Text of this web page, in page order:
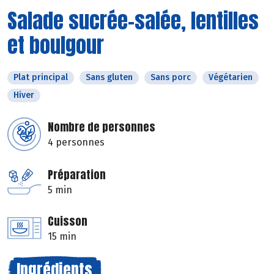
Salade sucrée-salée, lentilles
et boulgour
Plat principal Sans gluten Sans porc
Végétarien
Hiver
Nombre de personnes
4 personnes
Préparation
5 min
Cuisson
15 min